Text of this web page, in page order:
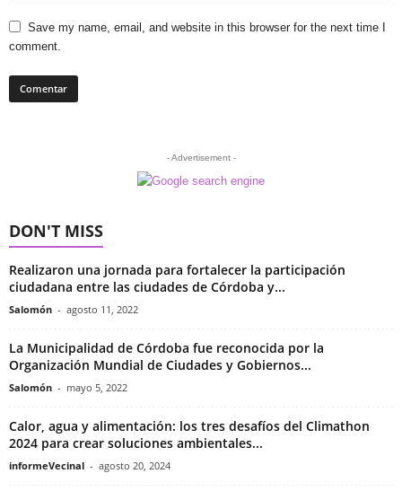
Save my name, email, and website in this browser for the next time I
comment.
- Advertisement -
DON'T MISS
Realizaron una jornada para fortalecer la participación
ciudadana entre las ciudades de Córdoba y...
Salomón - agosto 11, 2022
La Municipalidad de Córdoba fue reconocida por la
Organización Mundial de Ciudades y Gobiernos...
Salomón - mayo 5, 2022
Calor, agua y alimentación: los tres desafíos del Climathon
2024 para crear soluciones ambientales...
informeVecinal - agosto 20, 2024